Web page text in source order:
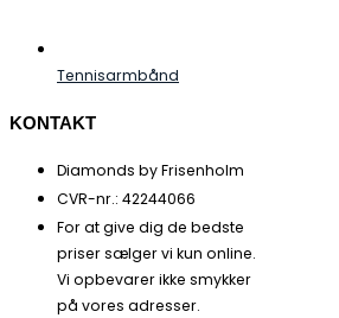
Tennisarmbånd
KONTAKT
Diamonds by Frisenholm
CVR-nr.: 42244066
For at give dig de bedste
priser sælger vi kun online.
Vi opbevarer ikke smykker
på vores adresser.